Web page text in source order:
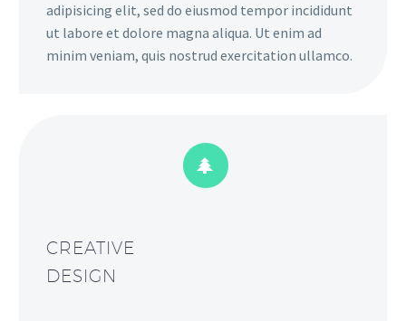
adipisicing elit, sed do eiusmod tempor incididunt
ut labore et dolore magna aliqua. Ut enim ad
minim veniam, quis nostrud exercitation ullamco.


CREATIVE
DESIGN